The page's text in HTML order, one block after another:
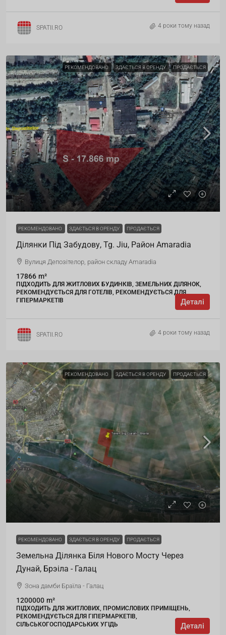
SPATII.RO 4 роки тому назад
РЕКОМЕНДОВАНО ЗДАЄТЬСЯ В ОРЕНДУ ПРОДАЄТЬСЯ
РЕКОМЕНДОВАНО ЗДАЄТЬСЯ В ОРЕНДУ ПРОДАЄТЬСЯ
Ділянки Під Забудову, Tg. Jiu, Район Amaradia
Вулиця Депозітелор, район складу Amaradia
17866 m²
ПІДХОДИТЬ ДЛЯ ЖИТЛОВИХ БУДИНКІВ, ЗЕМЕЛЬНИХ ДІЛЯНОК,
РЕКОМЕНДУЄТЬСЯ ДЛЯ ГОТЕЛІВ, РЕКОМЕНДУЄТЬСЯ ДЛЯ
ГІПЕРМАРКЕТІВ
Деталі
SPATII.RO 4 роки тому назад
РЕКОМЕНДОВАНО ЗДАЄТЬСЯ В ОРЕНДУ ПРОДАЄТЬСЯ
РЕКОМЕНДОВАНО ЗДАЄТЬСЯ В ОРЕНДУ ПРОДАЄТЬСЯ
Земельна Ділянка Біля Нового Мосту Через
Дунай, Брэіла - Галац
Зона дамби Браїла - Галац
1200000 m²
ПІДХОДИТЬ ДЛЯ ЖИТЛОВИХ, ПРОМИСЛОВИХ ПРИМІЩЕНЬ,
РЕКОМЕНДУЄТЬСЯ ДЛЯ ГІПЕРМАРКЕТІВ,
СІЛЬСЬКОГОСПОДАРСЬКИХ УГІДЬ
Деталі